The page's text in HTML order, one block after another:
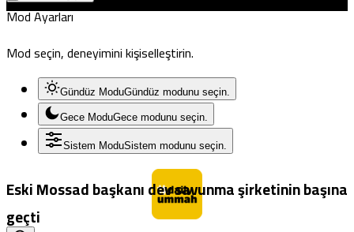
Mod Ayarları
Mod seçin, deneyimini kişiselleştirin.
Gündüz ModuGündüz modunu seçin.
Gece ModuGece modunu seçin.
Sistem ModuSistem modunu seçin.
Eski Mossad başkanı dev savunma şirketinin başına
geçti